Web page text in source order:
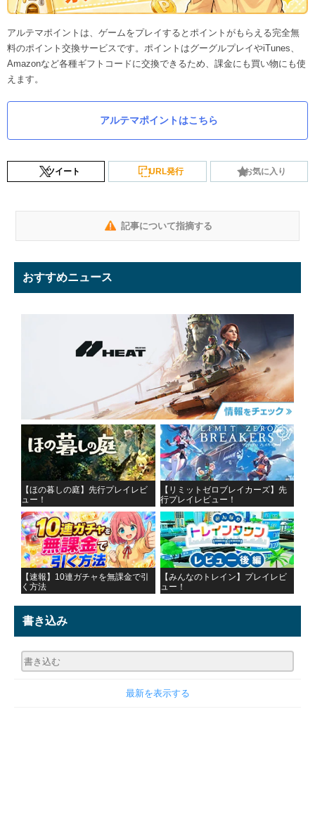
アルテマポイントは、ゲームをプレイするとポイントがもらえる完全無
料のポイント交換サービスです。ポイントはグーグルプレイやiTunes、
Amazonなど各種ギフトコードに交換できるため、課金にも買い物にも使
えます。
アルテマポイントはこちら
ツイート URL発行 お気に入り
記事について指摘する
おすすめニュース
【ほの暮しの庭】先行プレイレビ
ュー！
【リミットゼロブレイカーズ】先
行プレイレビュー！
【速報】10連ガチャを無課金で引
く方法
【みんなのトレイン】プレイレビ
ュー！
書き込み
最新を表示する